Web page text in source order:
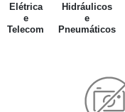
Elétrica
e
Telecom
Hidráulicos
e
Pneumáticos